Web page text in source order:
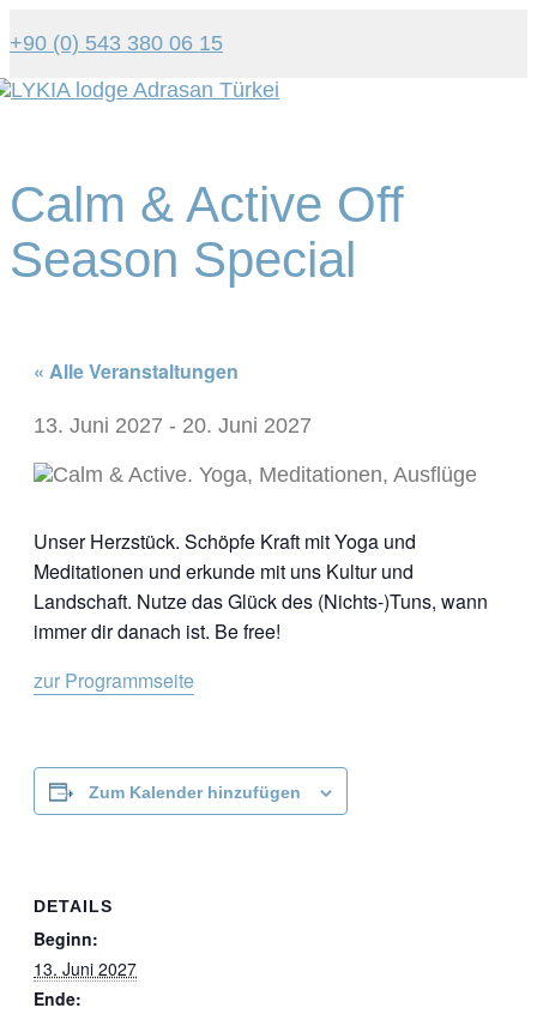
+90 (0) 543 380 06 15
Calm & Active Off
Season Special
« Alle Veranstaltungen
13. Juni 2027 - 20. Juni 2027
Unser Herzstück. Schöpfe Kraft mit Yoga und
Meditationen und erkunde mit uns Kultur und
Landschaft. Nutze das Glück des (Nichts-)Tuns, wann
immer dir danach ist. Be free!
zur Programmseite
Zum Kalender hinzufügen
DETAILS
Beginn:
13. Juni 2027
Ende: